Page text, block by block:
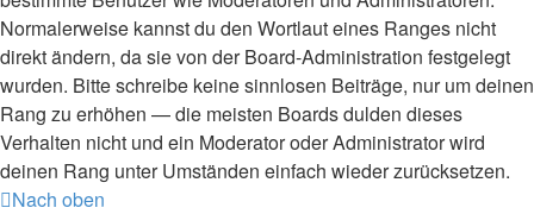
Normalerweise kannst du den Wortlaut eines Ranges nicht
direkt ändern, da sie von der Board-Administration festgelegt
wurden. Bitte schreibe keine sinnlosen Beiträge, nur um deinen
Rang zu erhöhen — die meisten Boards dulden dieses
Verhalten nicht und ein Moderator oder Administrator wird
deinen Rang unter Umständen einfach wieder zurücksetzen.
Nach oben